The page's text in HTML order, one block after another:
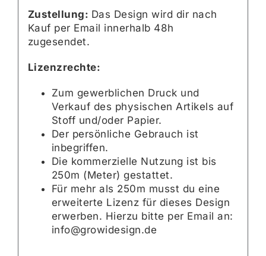
Zustellung: Das Design wird dir nach
Kauf per Email innerhalb 48h
zugesendet.
Lizenzrechte:
Zum gewerblichen Druck und
Verkauf des physischen Artikels auf
Stoff und/oder Papier.
Der persönliche Gebrauch ist
inbegriffen.
Die kommerzielle Nutzung ist bis
250m (Meter) gestattet.
Für mehr als 250m musst du eine
erweiterte Lizenz für dieses Design
erwerben. Hierzu bitte per Email an:
info@growidesign.de